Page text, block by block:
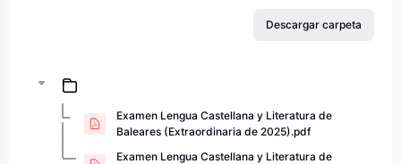
Descargar carpeta
Examen Lengua Castellana y Literatura de
Baleares (Extraordinaria de 2025).pdf
Examen Lengua Castellana y Literatura de